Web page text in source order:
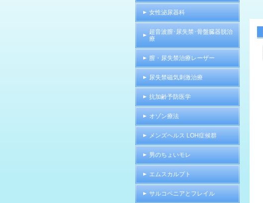
女性泌尿器科
超音波膣･尿失禁･骨盤臓器脱治
療
膣・尿失禁治療レーザー
尿失禁磁気刺激治療
抗加齢予防医学
オゾン療法
メンズヘルス LOH症候群
男のちょいモレ
エムスカルプト
サルコペニアとフレイル